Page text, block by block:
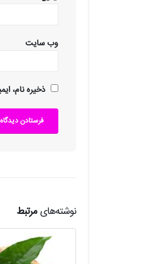
وب‌ سایت
ذخیره نام،
نوشته‌هایمرتبط